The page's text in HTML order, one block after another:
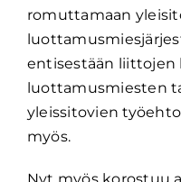
romuttamaan
entisestään
luottamusmiesten
yleissitovien
myös.